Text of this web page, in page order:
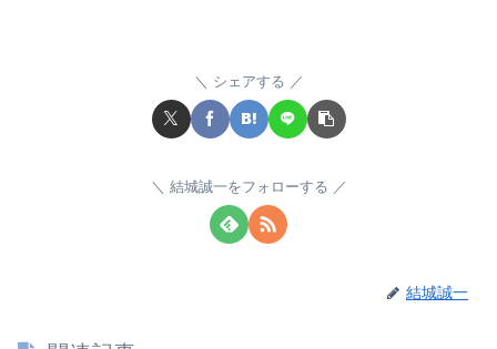
シェアする
結城誠一をフォローする
結城誠一